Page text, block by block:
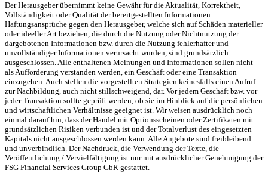
Der Herausgeber übernimmt keine Gewähr für die Aktualität, Korrektheit,
Vollständigkeit oder Qualität der bereitgestellten Informationen.
Haftungsansprüche gegen den Herausgeber, welche sich auf Schäden materieller
oder ideeller Art beziehen, die durch die Nutzung oder Nichtnutzung der
dargebotenen Informationen bzw. durch die Nutzung fehlerhafter und
unvollständiger Informationen verursacht wurden, sind grundsätzlich
ausgeschlossen. Alle enthaltenen Meinungen und Informationen sollen nicht
als Aufforderung verstanden werden, ein Geschäft oder eine Transaktion
einzugehen. Auch stellen die vorgestellten Strategien keinesfalls einen Aufruf
zur Nachbildung, auch nicht stillschweigend, dar. Vor jedem Geschäft bzw. vor
jeder Transaktion sollte geprüft werden, ob sie im Hinblick auf die persönlichen
und wirtschaftlichen Verhältnisse geeignet ist. Wir weisen ausdrücklich noch
einmal darauf hin, dass der Handel mit Optionsscheinen oder Zertifikaten mit
grundsätzlichen Risiken verbunden ist und der Totalverlust des eingesetzten
Kapitals nicht ausgeschlossen werden kann. Alle Angebote sind freibleibend
und unverbindlich. Der Nachdruck, die Verwendung der Texte, die
Veröffentlichung / Vervielfältigung ist nur mit ausdrücklicher Genehmigung der
FSG Financial Services Group GbR gestattet.